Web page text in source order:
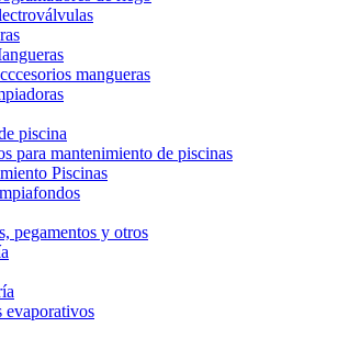
mangueras
piscina
para mantenimiento de piscinas
Piscinas
pegamentos y otros
evaporativos